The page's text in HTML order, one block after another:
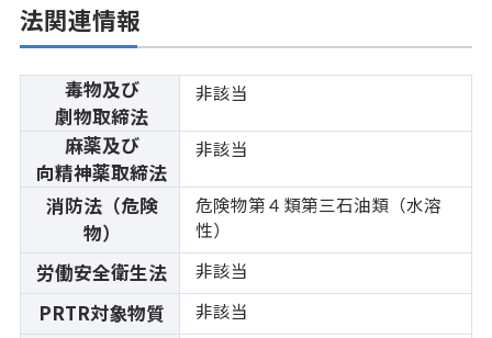
法関連情報
毒物及び
劇物取締法
非該当
麻薬及び
向精神薬取締法
非該当
消防法（危険
物）
危険物第４類第三石油類（水溶
性）
労働安全衛生法 非該当
PRTR対象物質 非該当